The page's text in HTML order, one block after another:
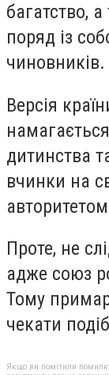
багатство,
поряд із
чиновників.
Версія
дитинства
вчинки на
Проте, не
адже союз
Тому
чекати
Якщо ви помітили